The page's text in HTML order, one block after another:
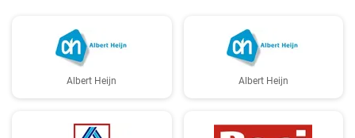
Albert Heijn Albert Heijn